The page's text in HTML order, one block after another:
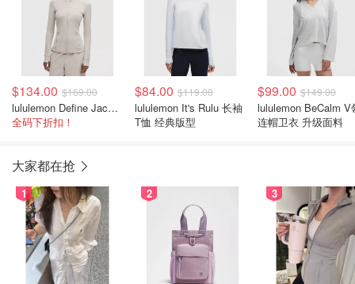
$134.00 $169.00
lululemon Define Jacket 都市沙棕
全码下折扣！
$84.00 $119.00
lululemon It's Rulu 长袖
T恤 经典版型
$99.00 $149.00
lululemon BeCalm V
连帽卫衣 升级面料
大家都在抢
1 2 3